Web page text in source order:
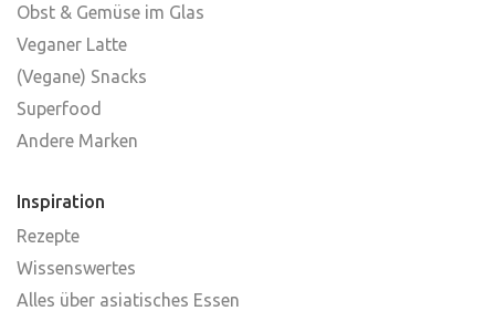
Obst & Gemüse im Glas
Veganer Latte
(Vegane) Snacks
Superfood
Andere Marken
Inspiration
Rezepte
Wissenswertes
Alles über asiatisches Essen